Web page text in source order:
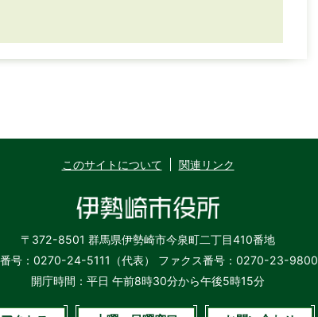
このサイトについて 関連リンク
〒372-8501 群馬県伊勢崎市今泉町二丁目410番地
号：0270-24-5111（代表） ファクス番号：0270-23-9800
開庁時間：平日 午前8時30分から午後5時15分